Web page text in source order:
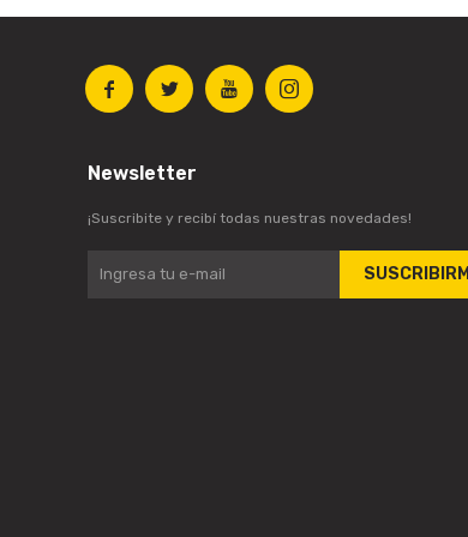
   
Newsletter
¡Suscribite y recibí todas nuestras novedades!